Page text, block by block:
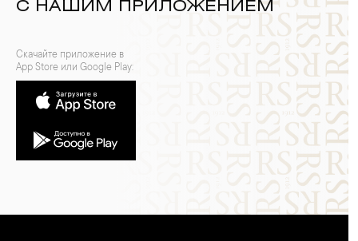
С НАШИМ ПРИЛОЖЕНИЕМ
Скачайте приложение в
App Store или Google Play: